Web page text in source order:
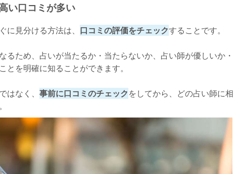
い口コミが多い
に見分ける方法は、 口コミの評価をチェックすることです。
るため、占いが当たるか・当たらないか、占い師が優しいか・
とを明確に知ることができます。
はなく、 事前に口コミのチェックをしてから、どの占い師に相